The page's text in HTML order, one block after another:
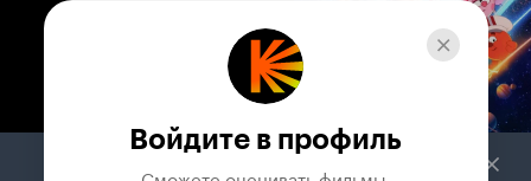
Музыка
Телепрограмма
Служба поддержки
Войдите в профиль